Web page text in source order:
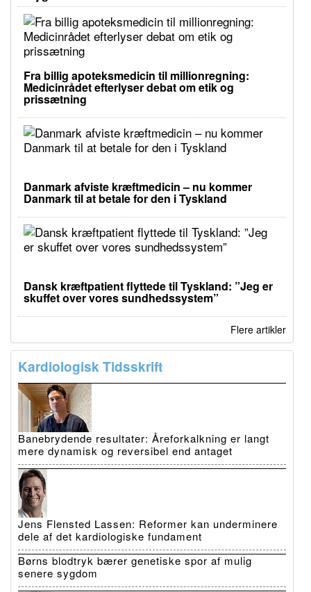
Fra billig apoteksmedicin til millionregning:
Medicinrådet efterlyser debat om etik og
prissætning
Danmark afviste kræftmedicin – nu kommer
Danmark til at betale for den i Tyskland
Dansk kræftpatient flyttede til Tyskland: ”Jeg er
skuffet over vores sundhedssystem”
Flere artikler
Kardiologisk Tidsskrift
Banebrydende resultater: Åreforkalkning er langt
mere dynamisk og reversibel end antaget
Jens Flensted Lassen: Reformer kan underminere
dele af det kardiologiske fundament
Børns blodtryk bærer genetiske spor af mulig
senere sygdom